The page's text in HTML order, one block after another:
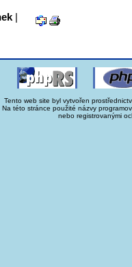
|
Tento web site byl vytvořen
Na této stránce použité názvy
nebo registrovanými